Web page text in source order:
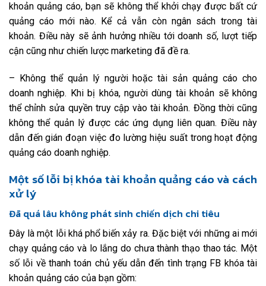
khoản quảng cáo, bạn sẽ không thể khởi chạy được bất cứ
quảng cáo mới nào. Kể cả vẫn còn ngân sách trong tài
khoản. Điều này sẽ ảnh hưởng nhiều tới doanh số, lượt tiếp
cận cũng như chiến lược marketing đã đề ra.
– Không thể quản lý người hoặc tài sản quảng cáo cho
doanh nghiệp. Khi bị khóa, người dùng tài khoản sẽ không
thể chỉnh sửa quyền truy cập vào tài khoản. Đồng thời cũng
không thể quản lý được các ứng dụng liên quan. Điều này
dẫn đến gián đoạn việc đo lường hiệu suất trong hoạt động
quảng cáo doanh nghiệp.
Một số lỗi bị khóa tài khoản quảng cáo và cách
xử lý
Đã quá lâu không phát sinh chiến dịch chi tiêu
Đây là một lỗi khá phổ biến xảy ra. Đặc biệt với những ai mới
chạy quảng cáo và lo lắng do chưa thành thạo thao tác. Một
số lỗi về thanh toán chủ yếu dẫn đến tình trạng FB khóa tài
khoản quảng cáo của bạn gồm: